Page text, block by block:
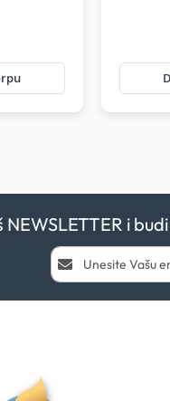
NEWSLETTER i
Prijavi
se